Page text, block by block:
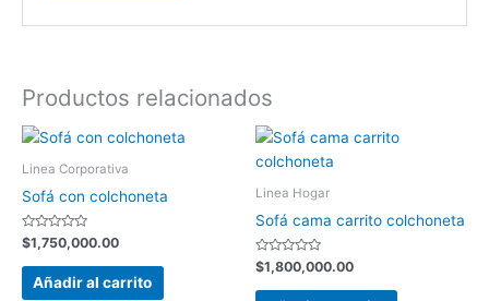
Productos relacionados
Linea Corporativa
Sofá con colchoneta
Valorado
con
0
$1,750,000.00
Añadir al carrito
Linea Hogar
Sofá cama carrito colchoneta
Valorado
con
0
$1,800,000.00